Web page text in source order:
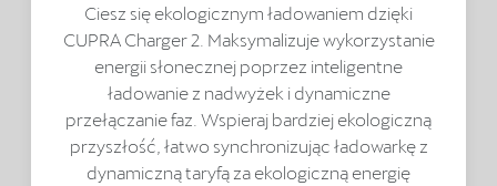
Ciesz się ekologicznym ładowaniem dzięki
CUPRA Charger 2. Maksymalizuje wykorzystanie
energii słonecznej poprzez inteligentne
ładowanie z nadwyżek i dynamiczne
przełączanie faz. Wspieraj bardziej ekologiczną
przyszłość, łatwo synchronizując ładowarkę z
dynamiczną taryfą za ekologiczną energię